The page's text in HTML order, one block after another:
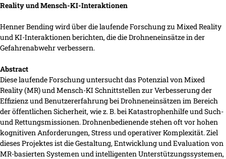
Reality und Mensch-KI-Interaktionen
Henner Bending wird über die laufende Forschung zu Mixed Reality
und KI-Interaktionen berichten, die die Drohneneinsätze in der
Gefahrenabwehr verbessern.
Abstract
Diese laufende Forschung untersucht das Potenzial von Mixed
Reality (MR) und Mensch-KI Schnittstellen zur Verbesserung der
Effizienz und Benutzererfahrung bei Drohneneinsätzen im Bereich
der öffentlichen Sicherheit, wie z. B. bei Katastrophenhilfe und Such-
und Rettungsmissionen. Drohnenbedienende stehen oft vor hohen
kognitiven Anforderungen, Stress und operativer Komplexität. Ziel
dieses Projektes ist die Gestaltung, Entwicklung und Evaluation von
MR-basierten Systemen und intelligenten Unterstützungssystemen,